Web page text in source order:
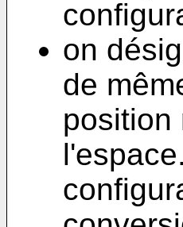
on
de
position